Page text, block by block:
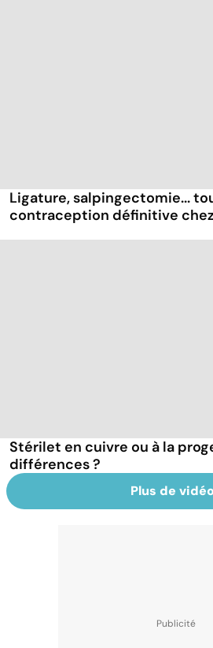
Ligature, salpingectomie...
contraception définitive
Stérilet en cuivre ou à la
différences ?
Plus de